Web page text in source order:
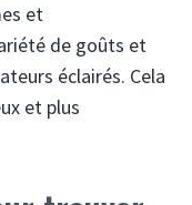
et
de goûts et
éclairés. Cela
et plus